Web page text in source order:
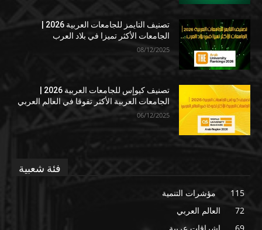
الجامعات الأكثر تميزا في بلاد العرب
08/12/2025
الجامعات العربية الأكثر تفوقا في العالم العربي
06/12/2025
فئة شعبية
مؤشرات التنمية
115
العالم العربي
72